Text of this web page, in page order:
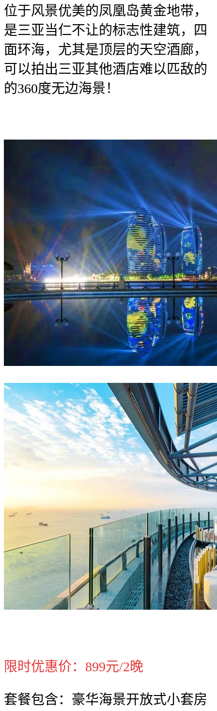
位于风景优美的凤凰岛黄金地带，
是三亚当仁不让的标志性建筑，四
面环海，尤其是顶层的天空酒廊，
可以拍出三亚其他酒店难以匹敌的
的360度无边海景！
限时优惠价：899元/2晚
套餐包含：豪华海景开放式小套房